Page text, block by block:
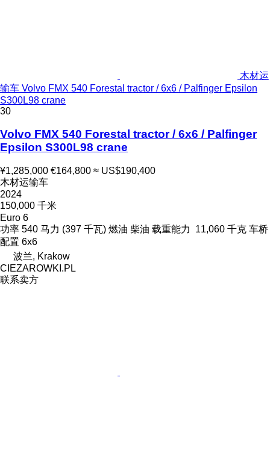
木材运
输车 Volvo FMX 540 Forestal tractor / 6x6 / Palfinger Epsilon
S300L98 crane
30
Volvo FMX 540 Forestal tractor / 6x6 / Palfinger
Epsilon S300L98 crane
¥1,285,000 €164,800 ≈ US$190,400
木材运输车
2024
150,000 千米
Euro 6
功率 540 马力 (397 千瓦) 燃油 柴油 载重能力 11,060 千克 车桥
配置 6x6
波兰, Krakow
CIEZAROWKI.PL
联系卖方